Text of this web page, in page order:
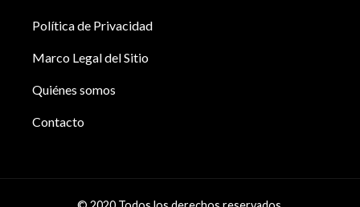
Política de Privacidad
Marco Legal del Sitio
Quiénes somos
Contacto